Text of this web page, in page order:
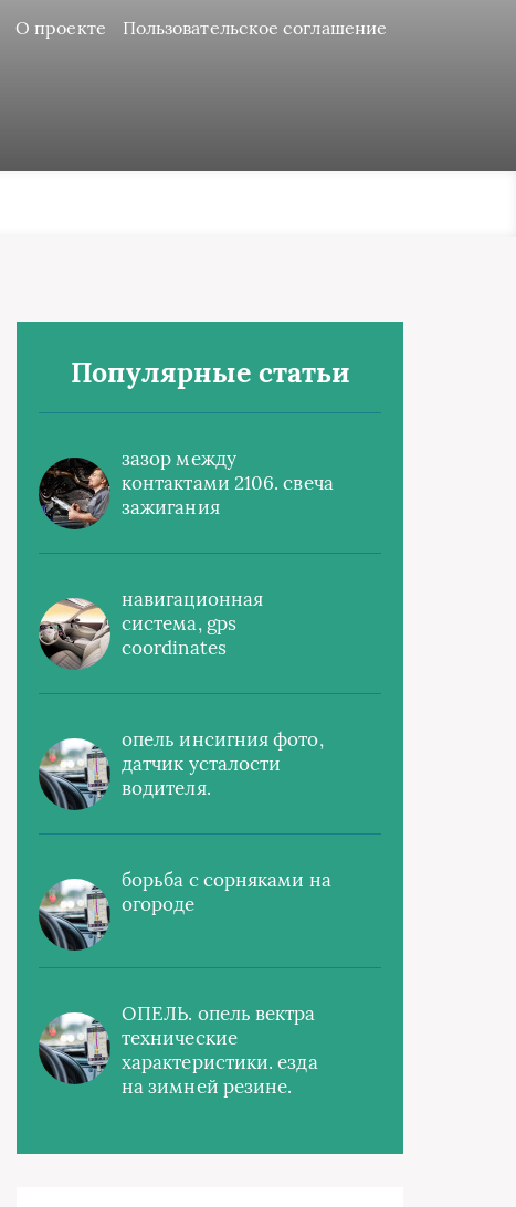
О проекте Пользовательское соглашение
Популярные статьи
зазор между
контактами 2106. свеча
зажигания
навигационная
система, gps
coordinates
опель инсигния фото,
датчик усталости
водителя.
борьба с сорняками на
огороде
ОПЕЛЬ. опель вектра
технические
характеристики. езда
на зимней резине.